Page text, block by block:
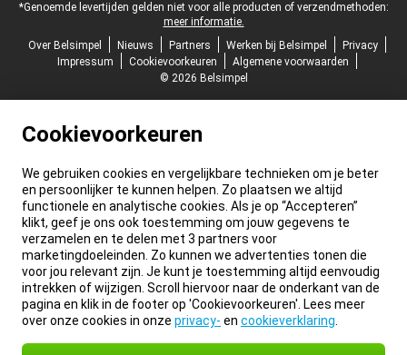
*Genoemde levertijden gelden niet voor alle producten of verzendmethoden:
meer informatie.
Over Belsimpel
Nieuws Partners Werken bij Belsimpel
Privacy
Impressum
Cookievoorkeuren
Algemene voorwaarden
© 2026 Belsimpel
Cookievoorkeuren
We gebruiken cookies en vergelijkbare technieken om je beter
en persoonlijker te kunnen helpen. Zo plaatsen we altijd
functionele en analytische cookies. Als je op “Accepteren”
klikt, geef je ons ook toestemming om jouw gegevens te
verzamelen en te delen met 3 partners voor
marketingdoeleinden. Zo kunnen we advertenties tonen die
voor jou relevant zijn. Je kunt je toestemming altijd eenvoudig
intrekken of wijzigen. Scroll hiervoor naar de onderkant van de
pagina en klik in de footer op 'Cookievoorkeuren'. Lees meer
over onze cookies in onze privacy- en cookieverklaring